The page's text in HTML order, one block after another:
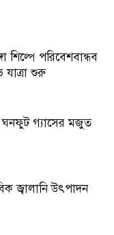
শিল্পে পরিবেশবান্ধব
যাত্রা শুরু
গ্যাসের মজুত
জ্বালানি উৎপাদন